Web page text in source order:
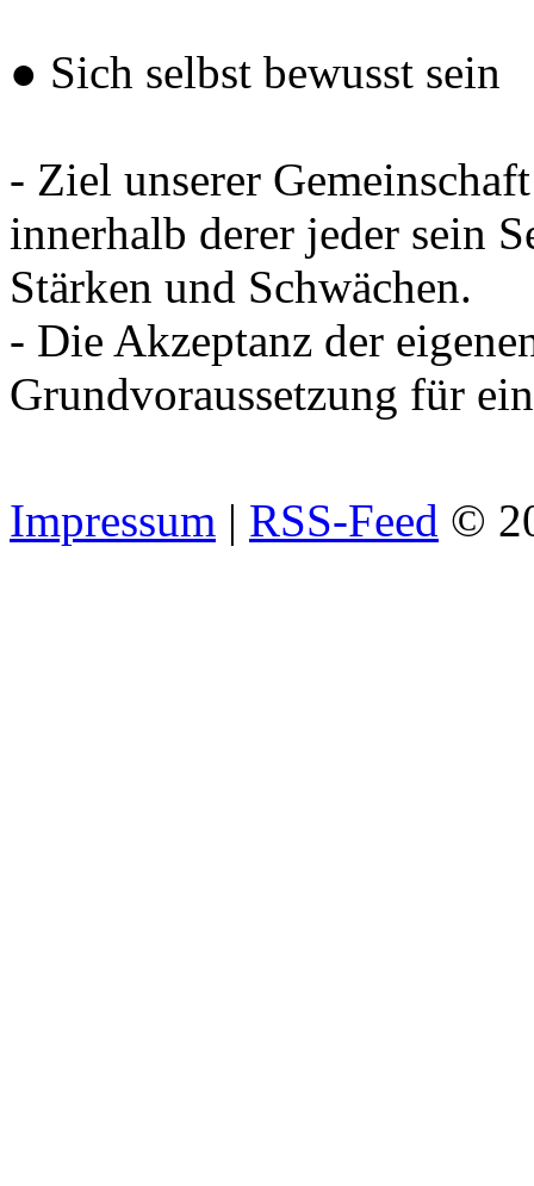
● Sich selbst bewusst sein
- Ziel unserer
innerhalb derer jeder sein
Stärken und Schwächen.
- Die Akzeptanz der
Grundvoraussetzung für
Impressum | RSS-Feed ©